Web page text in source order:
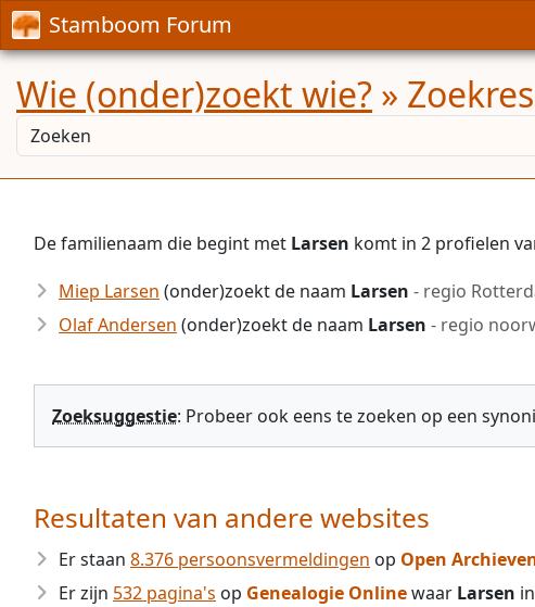
Stamboom Forum
Wie (onder)zoekt wie? »
De familienaam die begint met Larsen komt in 2 profielen
Miep Larsen (onder)zoekt de naam Larsen - regio
Olaf Andersen (onder)zoekt de naam Larsen - regio
Zoeksuggestie: Probeer ook eens te zoeken op een
Resultaten van andere websites
Er staan 8.376 persoonsvermeldingen op Open
Er zijn 532 pagina's op Genealogie Onlinewaar Larsen